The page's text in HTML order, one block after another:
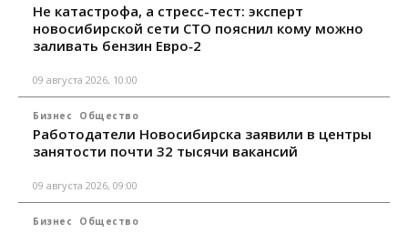
Не катастрофа, а стресс-тест: эксперт
новосибирской сети СТО пояснил кому можно
заливать бензин Евро‑2
09 августа 2026, 10:00
Бизнес Общество
Работодатели Новосибирска заявили в центры
занятости почти 32 тысячи вакансий
09 августа 2026, 09:00
Бизнес Общество